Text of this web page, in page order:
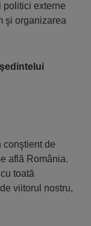
politici externe
şi organizarea
conştient de
află România.
toată
viitorul nostru,